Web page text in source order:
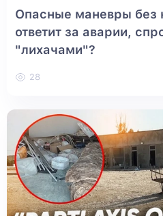
Опасные маневры без
ответит за аварии,
"лихачами"?
28